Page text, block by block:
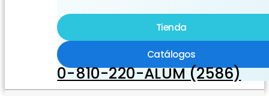
Tienda
Catálogos
0-810-220-ALUM (2586)